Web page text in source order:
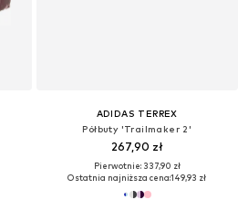
ADIDAS TERREX
Półbuty 'Trailmaker 2'
267,90 zł
Pierwotnie: 337,90 zł
Ostatnia najniższa cena:149,93 zł